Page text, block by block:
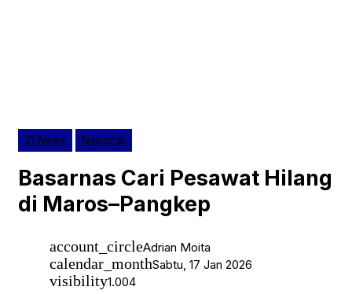
21 News Nasional
Basarnas Cari Pesawat Hilang
di Maros–Pangkep
account_circleAdrian Moita
calendar_monthSabtu, 17 Jan 2026
visibility1.004